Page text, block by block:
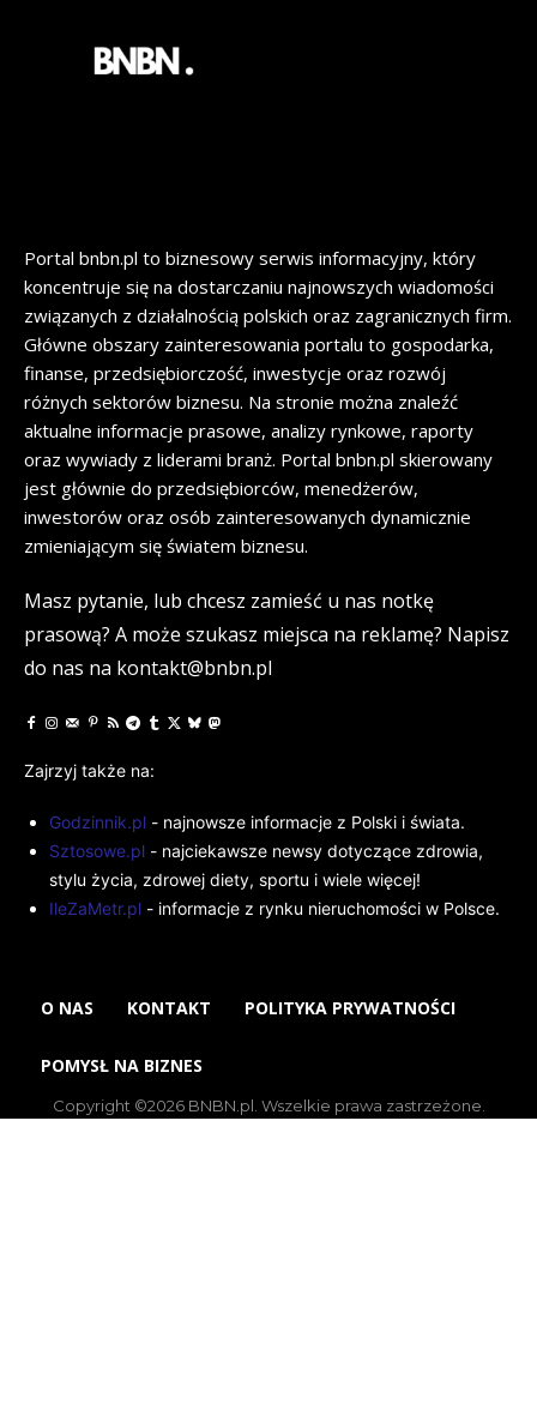
Portal bnbn.pl to biznesowy serwis informacyjny, który
koncentruje się na dostarczaniu najnowszych wiadomości
związanych z działalnością polskich oraz zagranicznych firm.
Główne obszary zainteresowania portalu to gospodarka,
finanse, przedsiębiorczość, inwestycje oraz rozwój
różnych sektorów biznesu. Na stronie można znaleźć
aktualne informacje prasowe, analizy rynkowe, raporty
oraz wywiady z liderami branż. Portal bnbn.pl skierowany
jest głównie do przedsiębiorców, menedżerów,
inwestorów oraz osób zainteresowanych dynamicznie
zmieniającym się światem biznesu.
Masz pytanie, lub chcesz zamieść u nas notkę
prasową? A może szukasz miejsca na reklamę? Napisz
do nas na kontakt@bnbn.pl
Zajrzyj także na:
Godzinnik.pl - najnowsze informacje z Polski i świata.
Sztosowe.pl - najciekawsze newsy dotyczące zdrowia,
stylu życia, zdrowej diety, sportu i wiele więcej!
IleZaMetr.pl - informacje z rynku nieruchomości w Polsce.
O NAS KONTAKT POLITYKA PRYWATNOŚCI
POMYSŁ NA BIZNES
Copyright ©2026 BNBN.pl. Wszelkie prawa zastrzeżone.